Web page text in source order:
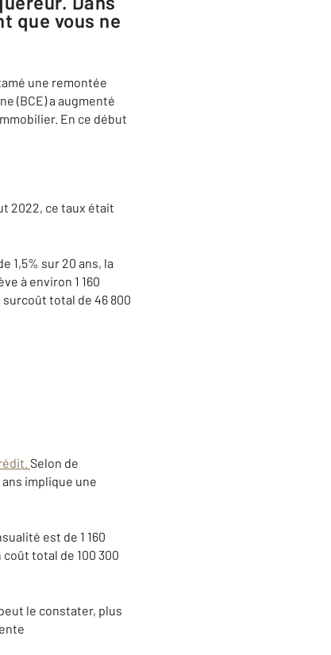
que vous ne
une remontée
(BCE) a augmenté
En ce début
2022, ce taux était
1,5% sur 20 ans, la
à environ 1 160
total de 46 800
Selon de
implique une
est de 1 160
total de 100 300
le constater, plus